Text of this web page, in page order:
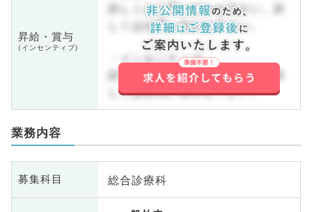
昇給・賞与
(インセンティブ)
詳しくはお問い合わせ下さい。詳
しくはお問い合わせ下さい。
・インセンティブ
詳しくはお問い合わせ下さい。詳
しくはお問い合わせ下さい。
業務内容
募集科目 総合診療科